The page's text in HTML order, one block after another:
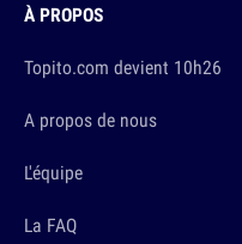
À PROPOS
Topito.com devient 10h26
A propos de nous
L'équipe
La FAQ